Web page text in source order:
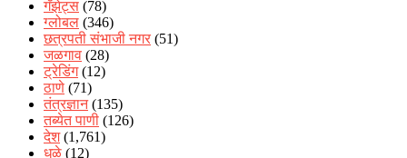
गॅझेट्स (78)
ग्लोबल (346)
छत्रपती संभाजी नगर (51)
जळगाव (28)
ट्रेडिंग(12)
ठाणे (71)
तंत्रज्ञान(135)
तब्येत पाणी (126)
देश(1,761)
धुळे (12)